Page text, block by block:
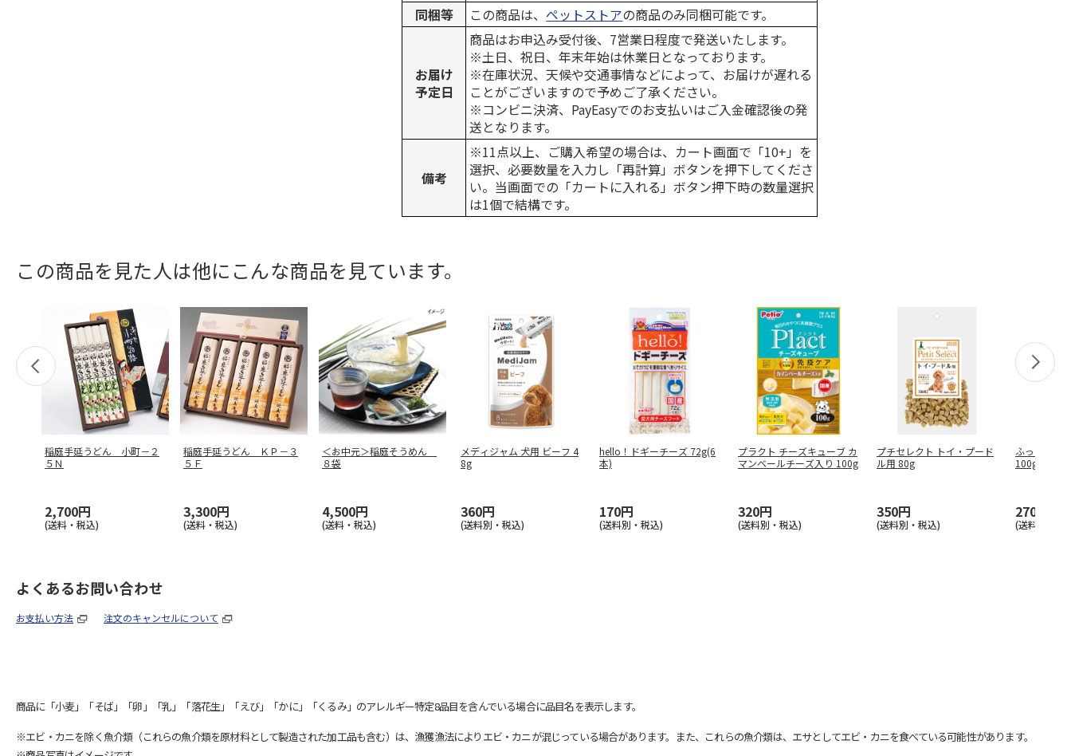
同梱等
この商品は、ペットストアの商品のみ同梱可能です。
お届け
予定日
商品はお申込み受付後、7営業日程度で発送いたします。
※土日、祝日、年末年始は休業日となっております。
※在庫状況、天候や交通事情などによって、お届けが遅れる
ことがございますので予めご了承ください。
※コンビニ決済、PayEasyでのお支払いはご入金確認後の発
送となります。
備考
※11点以上、ご購入希望の場合は、カート画面で「10+」を
選択、必要数量を入力し「再計算」ボタンを押下してくださ
い。当画面での「カートに入れる」ボタン押下時の数量選択
は1個で結構です。
この商品を見た人は他にこんな商品を見ています。
稲庭手延うどん 小町－２
５Ｎ
2,700円
(送料・税込)
稲庭手延うどん ＫＰ－３
５Ｆ
3,300円
(送料・税込)
＜お中元＞稲庭そうめん
８袋
4,500円
(送料・税込)
メディジャム 犬用 ビーフ 4
8g
360円
(送料別・税込)
hello！ドギーチーズ 72g(6
本)
170円
(送料別・税込)
プラクト チーズキューブ カ
マンベールチーズ入り 100g
320円
(送料別・税込)
プチセレクト トイ・プード
ル用 80g
350円
(送料別・税込)
ふっくらさ
100g
270円
(送料別・税
よくあるお問い合わせ
お支払い方法 注文のキャンセルについて
商品に「小麦」「そば」「卵」「乳」「落花生」「えび」「かに」「くるみ」のアレルギー特定8品目を含んでいる場合に品目名を表示します。
※エビ・カニを除く魚介類（これらの魚介類を原材料として製造された加工品も含む）は、漁獲漁法によりエビ・カニが混じっている場合があります。また、これらの魚介類は、エサとしてエビ・カニを食べている可能性があります。